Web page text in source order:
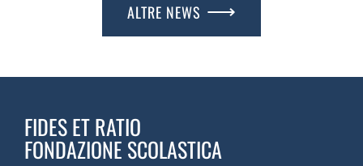
ALTRE NEWS
FIDES ET RATIO
FONDAZIONE SCOLASTICA